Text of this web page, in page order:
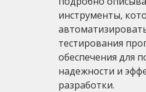
инструменты,
тестирования
обеспечения для
надежности и
разработки.